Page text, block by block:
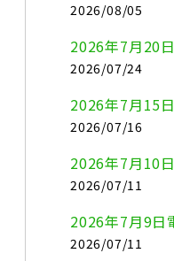
2026/08/05
2026/07/24
2026/07/16
2026/07/11
2026/07/11